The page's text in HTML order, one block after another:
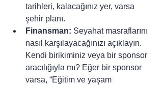
tarihleri, kalacağınız yer, varsa
şehir planı.
Finansman: Seyahat masraflarını
nasıl karşılayacağınızı açıklayın.
Kendi birikiminiz veya bir sponsor
aracılığıyla mı? Eğer bir sponsor
varsa, “Eğitim ve yaşam